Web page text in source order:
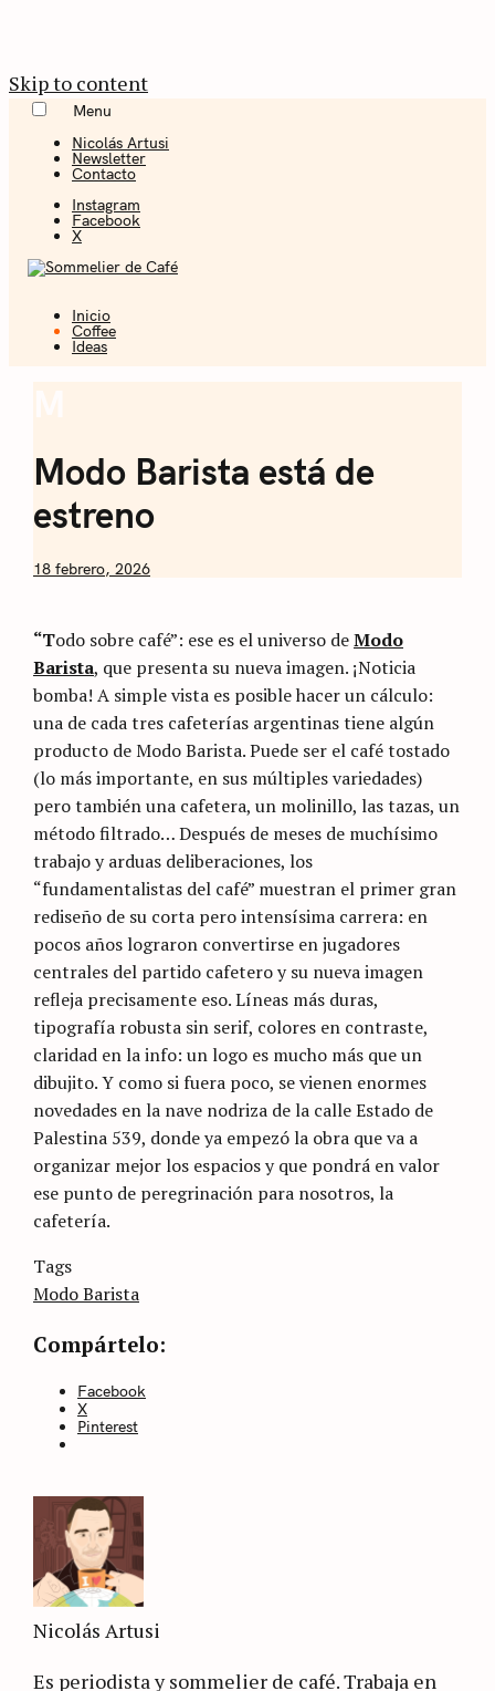
Skip to content
Menu
Nicolás Artusi
Newsletter
Contacto
Instagram
Facebook
X
Café
Coffee + Ideas
Inicio
Coffee
Ideas
Modo Barista está de
estreno
by
18 febrero, 2026
“Todo sobre café”: ese es el universo deModo
Barista, que presenta su nueva imagen. ¡Noticia
bomba! A simple vista es posible hacer un cálculo:
una de cada tres cafeterías argentinas tiene algún
producto de Modo Barista. Puede ser el café tostado
(lo más importante, en sus múltiples variedades)
pero también una cafetera, un molinillo, las tazas, un
método filtrado… Después de meses de muchísimo
trabajo y arduas deliberaciones, los
“fundamentalistas del café” muestran el primer gran
rediseño de su corta pero intensísima carrera: en
pocos años lograron convertirse en jugadores
centrales del partido cafetero y su nueva imagen
refleja precisamente eso. Líneas más duras,
tipografía robusta sin serif, colores en contraste,
claridad en la info: un logo es mucho más que un
dibujito. Y como si fuera poco, se vienen enormes
novedades en la nave nodriza de la calle Estado de
Palestina 539, donde ya empezó la obra que va a
organizar mejor los espacios y que pondrá en valor
ese punto de peregrinación para nosotros, la
cafetería.
Categories
categoría
Tags
Modo Barista
Compártelo:
Facebook
X
Pinterest
Nicolás Artusi
Es periodista y sommelier de café. Trabaja en